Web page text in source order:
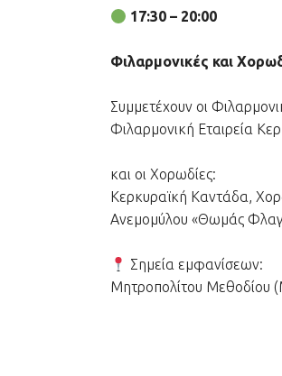
17:30 – 20:00
Φιλαρμονικές και
Συμμετέχουν οι
Φιλαρμονική Εταιρεία
και οι Χορωδίες:
Κερκυραϊκή Καντάδα,
Ανεμομύλου «Θωμάς
Σημεία εμφανίσεων:
Μητροπολίτου Μεθοδίου